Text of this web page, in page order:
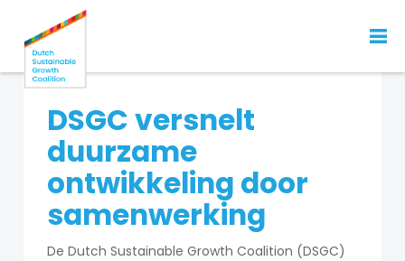
DSGC versnelt
duurzame
ontwikkeling door
samenwerking
De Dutch Sustainable Growth Coalition (DSGC)